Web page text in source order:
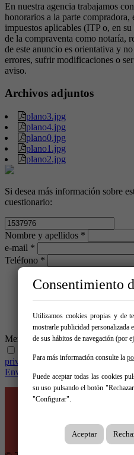
En nuestra agencia trabajamos
honorarios a la parte
impuestos aplicables (ITP o, en
de la compraventa como notaría,
de este anuncio es orientativa y
errores, sufrir modificaciones o
aviso.
Archivos adjuntos
plano3.jpg
plano4.jpg
plano0.jpg
plano1.jpg
plano2.jpg
Si desea más información sobre
cuestionario:
Nombre y apellidos *
e-mail *
Teléfono *
Mensaje *
privacidad
Enviar
Inicio
Venta Alquiler
Consentimiento
Utilizamos cookies propias y de
mostrarle publicidad personalizada
de sus hábitos de navegación (por
Para más información consulte la
Puede aceptar todas las cookies
su uso pulsando el botón
"Configurar".
Aceptar